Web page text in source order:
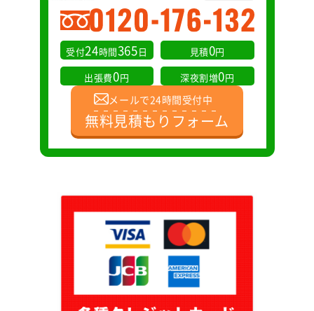
受付24時間365日 見積0円
出張費0円 深夜割増0円
メールで24時間受付中
無料見積もりフォーム